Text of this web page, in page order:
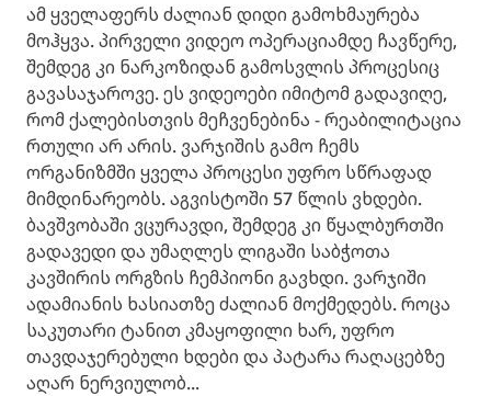
ამ ყველაფერს ძალიან დიდი გამოხმაურება
მოჰყვა. პირველი ვიდეო ოპერაციამდე ჩავწერე,
შემდეგ კი ნარკოზიდან გამოსვლის პროცესიც
გავასაჯაროვე. ეს ვიდეოები იმიტომ გადავიღე,
რომ ქალებისთვის მეჩვენებინა - რეაბილიტაცია
რთული არ არის. ვარჯიშის გამო ჩემს
ორგანიზმში ყველა პროცესი უფრო სწრაფად
მიმდინარეობს. ​აგვისტოში 57 წლის ვხდები.
ბავშვობაში ვცურავდი, შემდეგ კი წყალბურთში
გადავედი და უმაღლეს ლიგაში საბჭოთა
კავშირის ორგზის ჩემპიონი გავხდი. ვარჯიში
ადამიანის ხასიათზე ძალიან მოქმედებს. როცა
საკუთარი ტანით კმაყოფილი ხარ, უფრო
თავდაჯერებული ხდები და პატარა რაღაცებზე
აღარ ნერვიულობ...